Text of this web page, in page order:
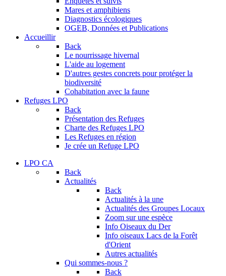
Mares et amphibiens
Diagnostics écologiques
OGEB, Données et Publications
Accueillir
Back
Le nourrissage hivernal
L'aide au logement
D'autres gestes concrets pour protéger la
biodiversité
Cohabitation avec la faune
Refuges LPO
Back
Présentation des Refuges
Charte des Refuges LPO
Les Refuges en région
Je crée un Refuge LPO
LPO CA
Back
Actualités
Back
Actualités à la une
Actualités des Groupes Locaux
Zoom sur une espèce
Info Oiseaux du Der
Info oiseaux Lacs de la Forêt
d'Orient
Autres actualités
Qui sommes-nous ?
Back